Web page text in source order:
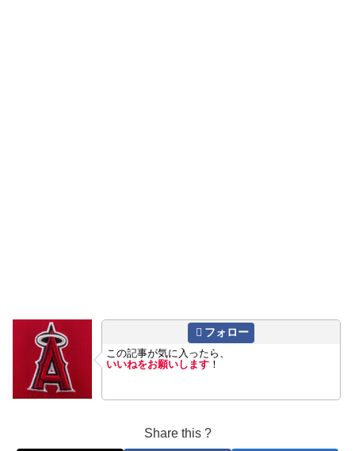
フォロー
この記事が気に入ったら、
いいねをお願いします ！
Share this ?